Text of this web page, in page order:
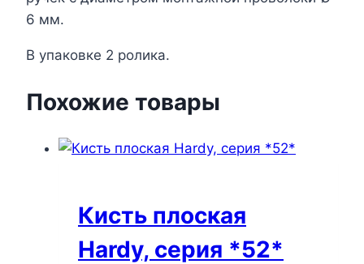
6 мм.
В упаковке 2 ролика.
Похожие товары
Кисть плоская
Hardy, серия *52*